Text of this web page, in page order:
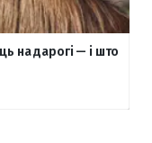
на дарогі — і што